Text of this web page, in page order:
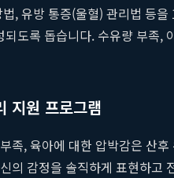
, 유방 통증(울혈) 관리법 등
도록 돕습니다. 수유량 부족
지원 프로그램
족, 육아에 대한 압박감은 산
의 감정을 솔직하게 표현하